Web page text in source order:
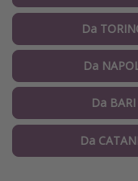
Da
Da
Da BARI
Da